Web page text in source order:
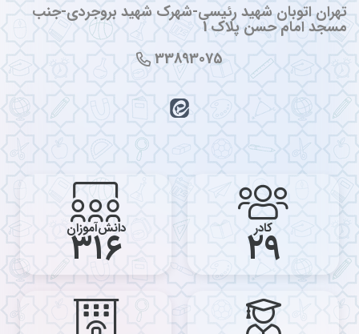
تهران اتوبان شهید رئیسی-شهرک شهید بروجردی-جنب
مسجد امام حسن پلاک 1
33893075
کادر
29 دانش‌آموزان
316